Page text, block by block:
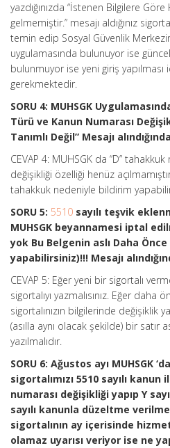
yazdığınızda “İstenen Bilgilere Göre
gelmemiştir.” mesajı aldığınız
temin edip Sosyal Güvenlik
uygulamasında bulunuyor ise
bulunmuyor ise yeni giriş yapılması
gerekmektedir.
SORU 4: MUHSGK
Türü ve Kanun Numarası
Tanımlı Değil” Mesajı
CEVAP 4: MUHSGK da “D”
değişikliği özelliği henüz
tahakkuk nedeniyle bildirim
SORU 5: 5510 sayılı teşvik
MUHSGK beyannamesi iptal
yok Bu Belgenin aslı Daha
yapabilirsiniz)!!! Mesajı
CEVAP 5: Eğer yeni bir sigortalı
sigortalıyı yazmalısınız. Eğer daha
sigortalınızın bilgilerinde değişiklik
(asılla aynı olacak şekilde) bir satır
yazılmalıdır.
SORU 6: Ağustos ayı MUHSGK
sigortalımızı 5510 sayılı
numarası değişikliği yapıp Y
sayılı kanunla düzeltme
sigortalının ay içerisinde
olamaz uyarısı veriyor ise ne